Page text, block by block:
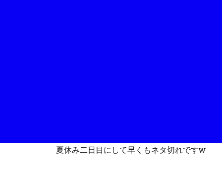
夏休み二日目にして早くもネタ切れですw